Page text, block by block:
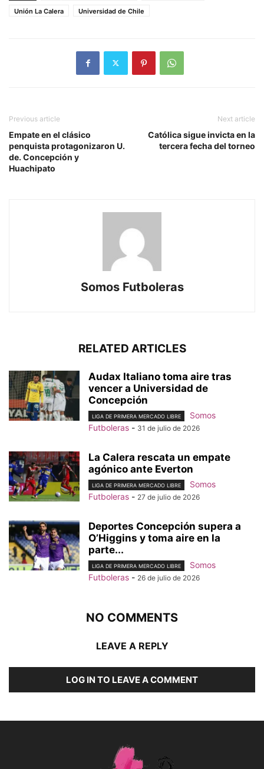
Unión La Calera
Universidad de Chile
Previous article
Empate en el clásico
penquista protagonizaron U.
de. Concepción y
Huachipato
Next article
Católica sigue invicta en la
tercera fecha del torneo
Somos Futboleras
RELATED ARTICLES
Audax Italiano toma aire tras
vencer a Universidad de
Concepción
LIGA DE PRIMERA MERCADO LIBRE
Somos
Futboleras - 31 de julio de 2026
La Calera rescata un empate
agónico ante Everton
LIGA DE PRIMERA MERCADO LIBRE
Somos
Futboleras - 27 de julio de 2026
Deportes Concepción supera a
O’Higgins y toma aire en la
parte...
LIGA DE PRIMERA MERCADO LIBRE
Somos
Futboleras - 26 de julio de 2026
NO COMMENTS
LEAVE A REPLY
LOG IN TO LEAVE A COMMENT